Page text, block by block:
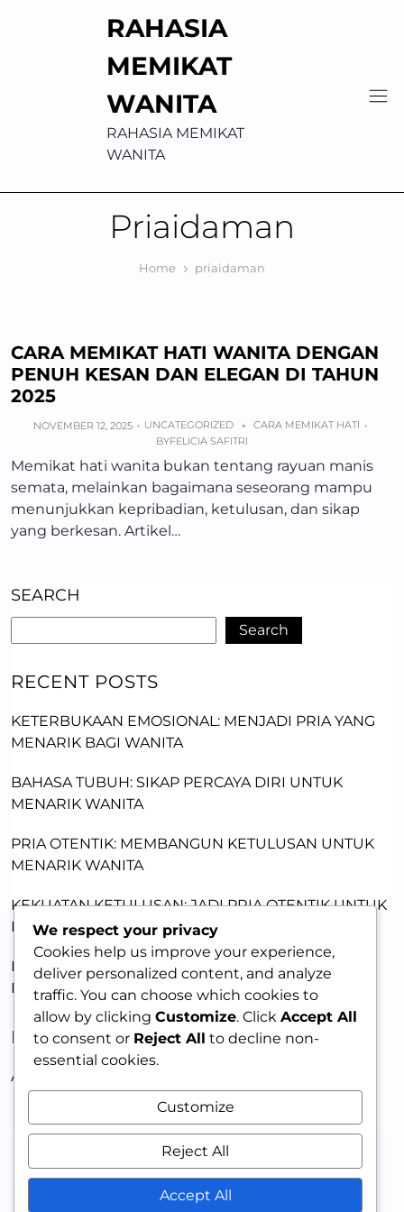
RAHASIA
MEMIKAT
WANITA
RAHASIA MEMIKAT
WANITA
Priaidaman
Home priaidaman
CARA MEMIKAT HATI WANITA DENGAN
PENUH KESAN DAN ELEGAN DI TAHUN
2025
NOVEMBER 12, 2025 UNCATEGORIZED +
CARA MEMIKAT HATI
BYFELICIA SAFITRI
Memikat hati wanita bukan tentang rayuan manis
semata, melainkan bagaimana seseorang mampu
menunjukkan kepribadian, ketulusan, dan sikap
yang berkesan. Artikel…
SEARCH
Search
RECENT POSTS
KETERBUKAAN EMOSIONAL: MENJADI PRIA YANG
MENARIK BAGI WANITA
BAHASA TUBUH: SIKAP PERCAYA DIRI UNTUK
MENARIK WANITA
PRIA OTENTIK: MEMBANGUN KETULUSAN UNTUK
MENARIK WANITA
KEKUATAN KETULUSAN: JADI PRIA OTENTIK UNTUK
DAYA TARIK
PRIA MENARIK: MEMBANGUN KEPERCAYAAN DIRI
DENGAN KETULUSAN
RECENT COMMENTS
A WordPress Commenter
We respect your privacy
Cookies help us improve your experience,
deliver personalized content, and analyze
traffic. You can choose which cookies to
allow by clicking Customize. Click Accept All
to consent or Reject All to decline non-
essential cookies.
Customize
Reject All
Accept All